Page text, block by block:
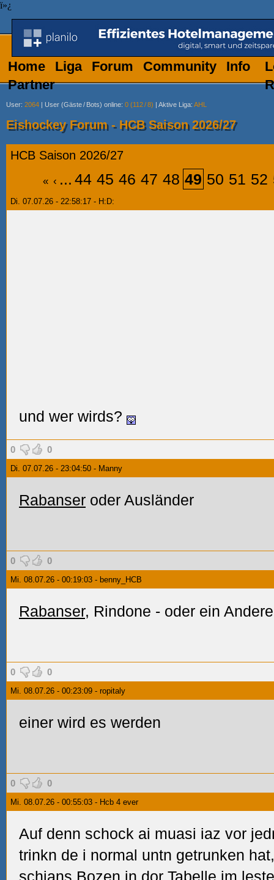
ï»¿
Home Liga Forum Community
Info
Partner
User: 2064 | User (Gäste/ Bots) online: 0 (112/8) | Aktive Liga: AHL
Eishockey Forum - HCB Saison 2026/27
HCB Saison 2026/27
« ‹ ... 44 45 46 47 48 49 50 51 52
Di. 07.07.26 - 22:58:17 - H:D:
und wer wirds?
0 0
Di. 07.07.26 - 23:04:50 - Manny
Rabanser oder Ausländer
0 0
Mi. 08.07.26 - 00:19:03 - benny_HCB
Rabanser, Rindone - oder ein
0 0
Mi. 08.07.26 - 00:23:09 - ropitaly
einer wird es werden
0 0
Mi. 08.07.26 - 00:55:03 - Hcb 4 ever
Auf denn schock ai muasi iaz vor
trinkn de i normal untn getrunken
schians Bozen in dor Tabelle im